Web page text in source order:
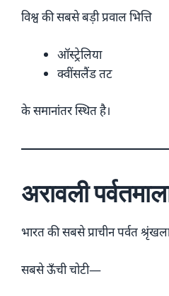
विश्व की सबसे बड़ी प्रवाल भित्ति
ऑस्ट्रेलिया
क्वींसलैंड तट
के समानांतर स्थित है।
अरावली
भारत की सबसे प्राचीन पर्वत
सबसे ऊँची चोटी—